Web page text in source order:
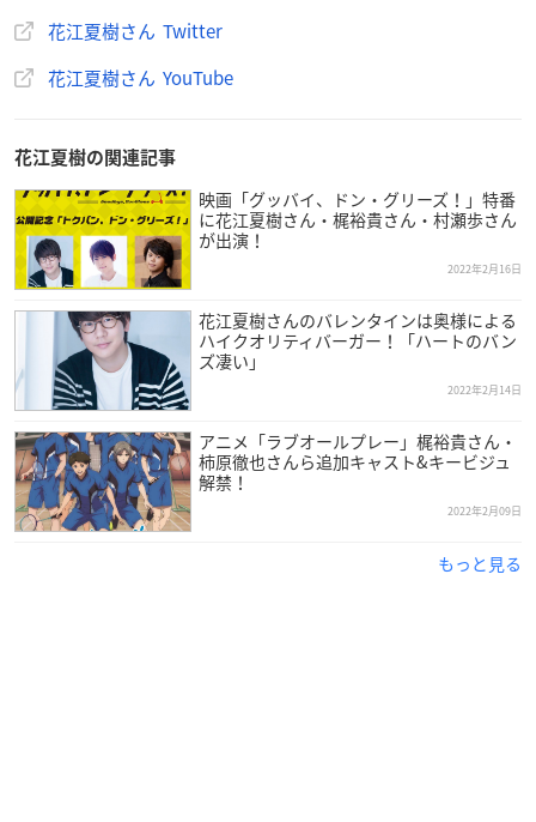
花江夏樹さん Twitter
花江夏樹さん YouTube
花江夏樹の関連記事
映画「グッバイ、ドン・グリーズ！」特番
に花江夏樹さん・梶裕貴さん・村瀬歩さん
が出演！
2022年2月16日
花江夏樹さんのバレンタインは奥様による
ハイクオリティバーガー！「ハートのバン
ズ凄い」
2022年2月14日
アニメ「ラブオールプレー」梶裕貴さん・
柿原徹也さんら追加キャスト&キービジュ
解禁！
2022年2月09日
もっと見る